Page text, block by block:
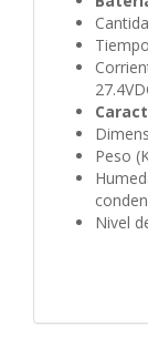
Peso
Nivel